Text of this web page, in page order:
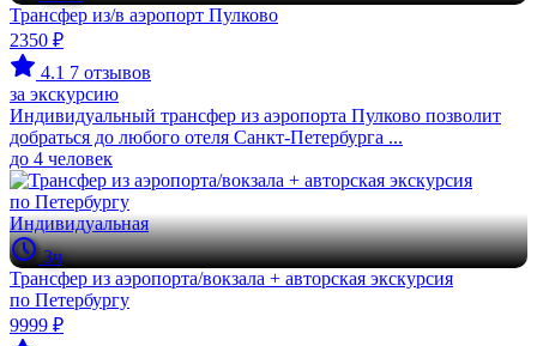
Трансфер из/в аэропорт Пулково
2350 ₽
4.1 7 отзывов
за экскурсию
Индивидуальный трансфер из аэропорта Пулково позволит
добраться до любого отеля Санкт-Петербурга ...
до 4 человек
Индивидуальная
3ч
Трансфер из аэропорта/вокзала + авторская экскурсия
по Петербургу
9999 ₽